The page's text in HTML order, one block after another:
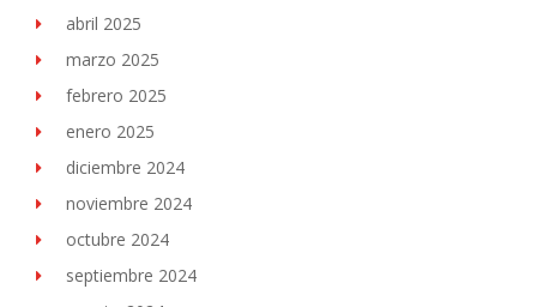
abril 2025
marzo 2025
febrero 2025
enero 2025
diciembre 2024
noviembre 2024
octubre 2024
septiembre 2024